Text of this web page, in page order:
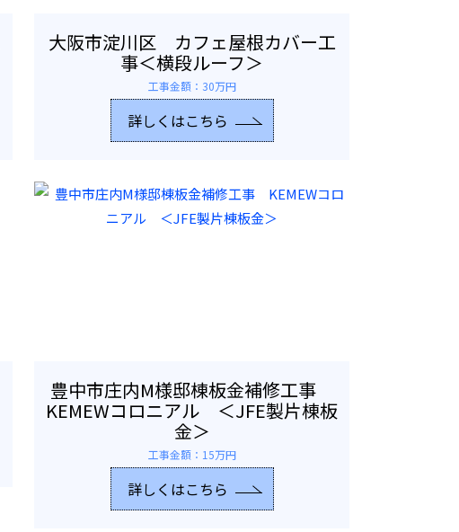
大阪市淀川区 カフェ屋根カバー工
事＜横段ルーフ＞
工事金額：30万円
詳しくはこちら
豊中市庄内M様邸棟板金補修工事
KEMEWコロニアル ＜JFE製片棟板
金＞
工事金額：15万円
詳しくはこちら